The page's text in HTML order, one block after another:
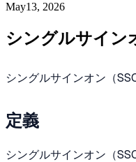
May13, 2026
シングルサイン
シングルサインオン（
定義
シングルサインオン（